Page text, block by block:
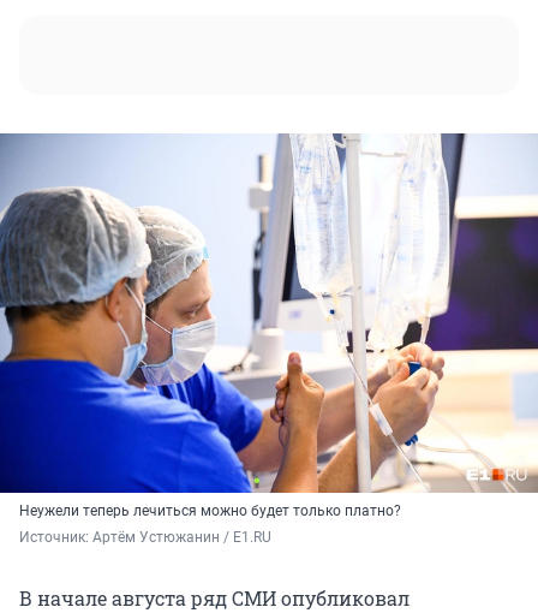
Неужели теперь лечиться можно будет только платно?
Источник: Артём Устюжанин / E1.RU
В начале августа ряд СМИ опубликовал